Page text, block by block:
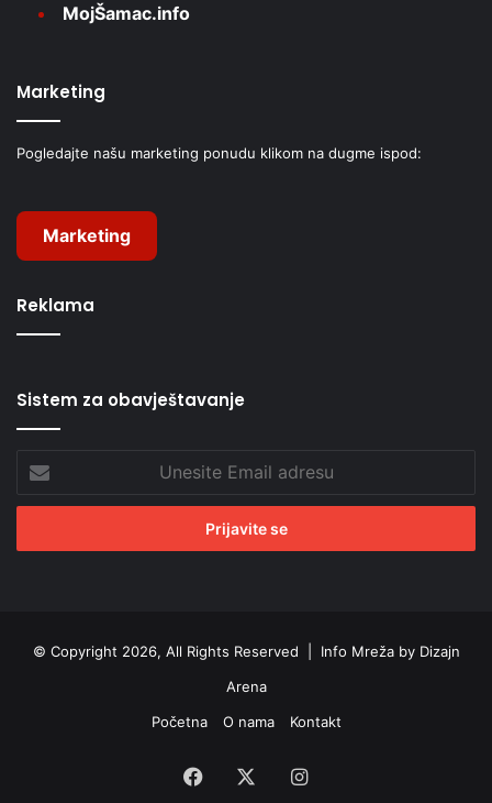
MojŠamac.info
Marketing
Pogledajte našu marketing ponudu klikom na dugme ispod:
Marketing
Reklama
Sistem za obavještavanje
Email
adresu
© Copyright 2026, All Rights Reserved | Info Mreža by Dizajn
Arena
Početna
O nama Kontakt
Facebook Instagram